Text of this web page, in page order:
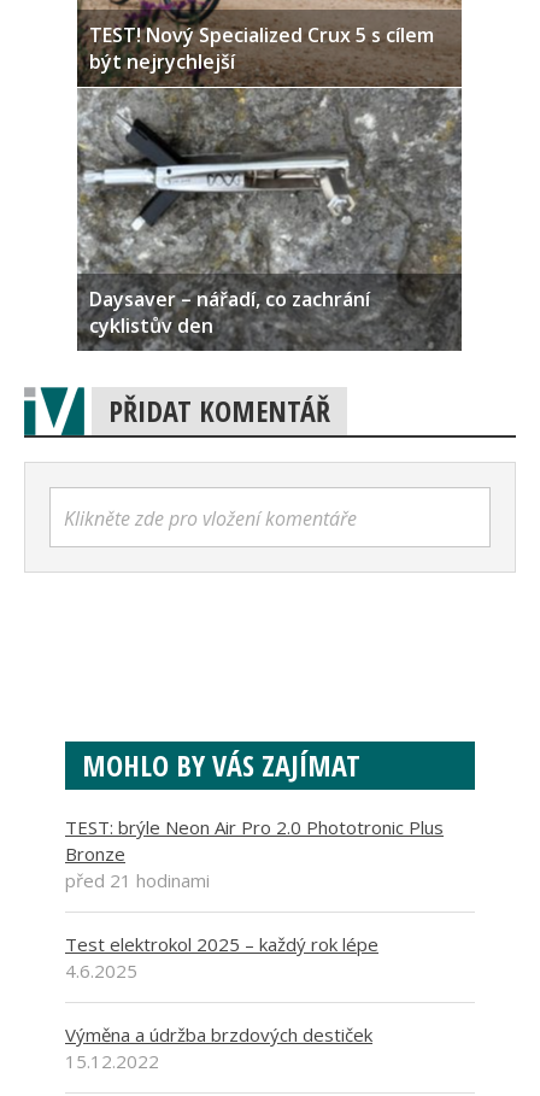
TEST! Nový Specialized Crux 5 s cílem
být nejrychlejší
Daysaver – nářadí, co zachrání
cyklistův den
PŘIDAT KOMENTÁŘ
Klikněte zde pro vložení komentáře
MOHLO BY VÁS ZAJÍMAT
TEST: brýle Neon Air Pro 2.0 Phototronic Plus
Bronze
před 21 hodinami
Test elektrokol 2025 – každý rok lépe
4.6.2025
Výměna a údržba brzdových destiček
15.12.2022